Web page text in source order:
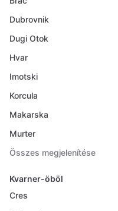
Dubrovnik
Dugi Otok
Hvar
Imotski
Korcula
Makarska
Murter
Összes megjelenítése
Kvarner-öböl
Cres